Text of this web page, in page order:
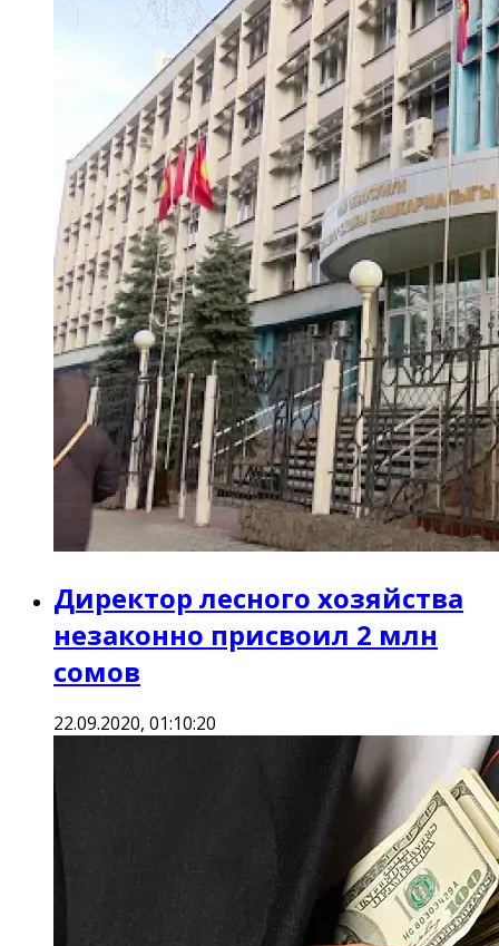
Директор лесного хозяйства
незаконно присвоил 2 млн
сомов
22.09.2020, 01:10:20